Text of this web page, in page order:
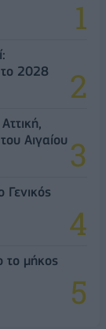
το 2028
Αιγαίου
Γενικός
το μήκος